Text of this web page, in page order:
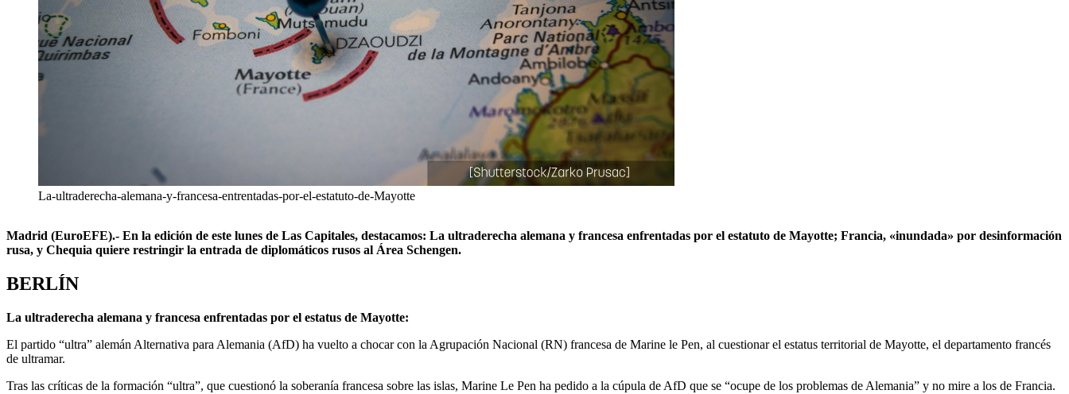
La-ultraderecha-alemana-y-francesa-entrentadas-por-el-estatuto-de-Mayotte
Madrid (EuroEFE).- En la edición de este lunes de Las Capitales, destacamos: La ultraderecha alemana y francesa enfrentadas por el estatuto de Mayotte; Francia, «inundada» por desinformación
rusa, y Chequia quiere restringir la entrada de diplomáticos rusos al Área Schengen.
BERLÍN
La ultraderecha alemana y francesa enfrentadas por el estatus de Mayotte:
El partido “ultra” alemán Alternativa para Alemania (AfD) ha vuelto a chocar con la Agrupación Nacional (RN) francesa de Marine le Pen, al cuestionar el estatus territorial de Mayotte, el departamento francés
de ultramar.
Tras las críticas de la formación “ultra”, que cuestionó la soberanía francesa sobre las islas, Marine Le Pen ha pedido a la cúpula de AfD que se “ocupe de los problemas de Alemania” y no mire a los de Francia.